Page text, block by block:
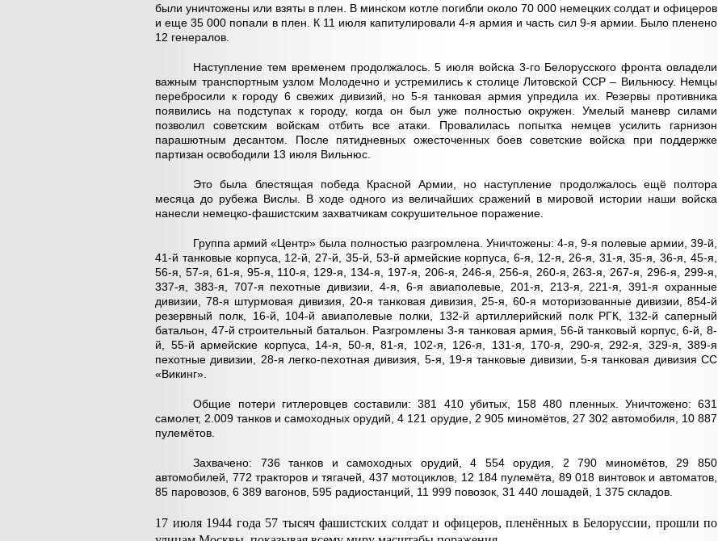
были уничтожены или взяты в плен. В минском котле погибли около 70 000 немецких солдат и офицеров
и еще 35 000 попали в плен. К 11 июля капитулировали 4-я армия и часть сил 9-я армии. Было пленено
12 генералов.
Наступление тем временем продолжалось. 5 июля войска 3-го Белорусского фронта овладели
важным транспортным узлом Молодечно и устремились к столице Литовской ССР – Вильнюсу. Немцы
перебросили к городу 6 свежих дивизий, но 5-я танковая армия упредила их. Резервы противника
появились на подступах к городу, когда он был уже полностью окружен. Умелый маневр силами
позволил советским войскам отбить все атаки. Провалилась попытка немцев усилить гарнизон
парашютным десантом. После пятидневных ожесточенных боев советские войска при поддержке
партизан освободили 13 июля Вильнюс.
Это была блестящая победа Красной Армии, но наступление продолжалось ещё полтора
месяца до рубежа Вислы. В ходе одного из величайших сражений в мировой истории наши войска
нанесли немецко-фашистским захватчикам сокрушительное поражение.
Группа армий «Центр» была полностью разгромлена. Уничтожены: 4-я, 9-я полевые армии, 39-й,
41-й танковые корпуса, 12-й, 27-й, 35-й, 53-й армейские корпуса, 6-я, 12-я, 26-я, 31-я, 35-я, 36-я, 45-я,
56-я, 57-я, 61-я, 95-я, 110-я, 129-я, 134-я, 197-я, 206-я, 246-я, 256-я, 260-я, 263-я, 267-я, 296-я, 299-я,
337-я, 383-я, 707-я пехотные дивизии, 4-я, 6-я авиаполевые, 201-я, 213-я, 221-я, 391-я охранные
дивизии, 78-я штурмовая дивизия, 20-я танковая дивизия, 25-я, 60-я моторизованные дивизии, 854-й
резервный полк, 16-й, 104-й авиаполевые полки, 132-й артиллерийский полк РГК, 132-й саперный
батальон, 47-й строительный батальон. Разгромлены 3-я танковая армия, 56-й танковый корпус, 6-й, 8-
й, 55-й армейские корпуса, 14-я, 50-я, 81-я, 102-я, 126-я, 131-я, 170-я, 290-я, 292-я, 329-я, 389-я
пехотные дивизии, 28-я легко-пехотная дивизия, 5-я, 19-я танковые дивизии, 5-я танковая дивизия СС
«Викинг».
Общие потери гитлеровцев составили: 381 410 убитых, 158 480 пленных. Уничтожено: 631
самолет, 2.009 танков и самоходных орудий, 4 121 орудие, 2 905 миномётов, 27 302 автомобиля, 10 887
пулемётов.
Захвачено: 736 танков и самоходных орудий, 4 554 орудия, 2 790 миномётов, 29 850
автомобилей, 772 тракторов и тягачей, 437 мотоциклов, 12 184 пулемёта, 89 018 винтовок и автоматов,
85 паровозов, 6 389 вагонов, 595 радиостанций, 11 999 повозок, 31 440 лошадей, 1 375 складов.
17 июля 1944 года 57 тысяч фашистских солдат и офицеров, пленённых в Белоруссии, прошли по